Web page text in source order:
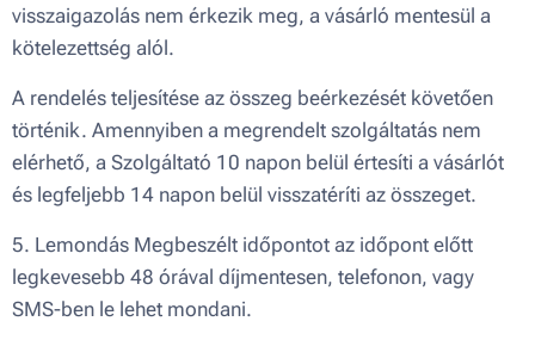
visszaigazolás nem érkezik meg, a vásárló mentesül a
kötelezettség alól.
A rendelés teljesítése az összeg beérkezését követően
történik. Amennyiben a megrendelt szolgáltatás nem
elérhető, a Szolgáltató 10 napon belül értesíti a vásárlót
és legfeljebb 14 napon belül visszatéríti az összeget.
5. Lemondás Megbeszélt időpontot az időpont előtt
legkevesebb 48 órával díjmentesen, telefonon, vagy
SMS-ben le lehet mondani.